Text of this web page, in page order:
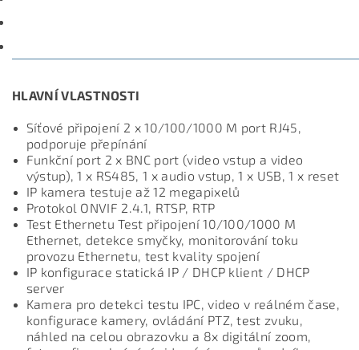
HLAVNÍ VLASTNOSTI
Síťové připojení 2 x 10/100/1000 M port RJ45,
podporuje přepínání
Funkční port 2 x BNC port (video vstup a video
výstup), 1 x RS485, 1 x audio vstup, 1 x USB, 1 x reset
IP kamera testuje až 12 megapixelů
Protokol ONVIF 2.4.1, RTSP, RTP
Test Ethernetu Test připojení 10/100/1000 M
Ethernet, detekce smyčky, monitorování toku
provozu Ethernetu, test kvality spojení
IP konfigurace statická IP / DHCP klient / DHCP
server
Kamera pro detekci testu IPC, video v reálném čase,
konfigurace kamery, ovládání PTZ, test zvuku,
náhled na celou obrazovku a 8x digitální zoom,